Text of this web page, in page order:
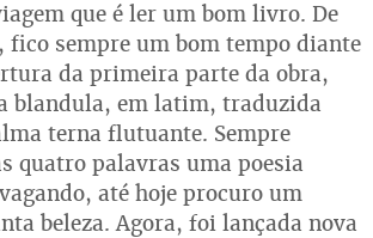
que é ler um bom livro. De
fico sempre um bom tempo diante
da primeira parte da obra,
blandula, em latim, traduzida
terna flutuante. Sempre
quatro palavras uma poesia
até hoje procuro um
beleza. Agora, foi lançada nova